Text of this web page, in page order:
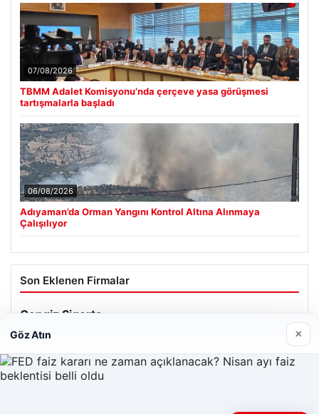
07/08/2026
TBMM Adalet Komisyonu’nda çerçeve yasa görüşmesi
tartışmalarla başladı
06/08/2026
Adıyaman’da Orman Yangını Kontrol Altına Alınmaya
Çalışılıyor
Son Eklenen Firmalar
Göz Atın ×